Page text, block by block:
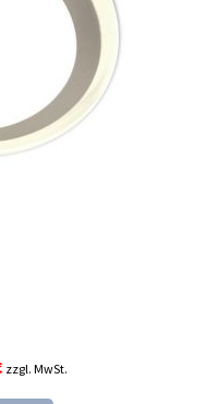
Aktueller
Preis
zzgl. MwSt.